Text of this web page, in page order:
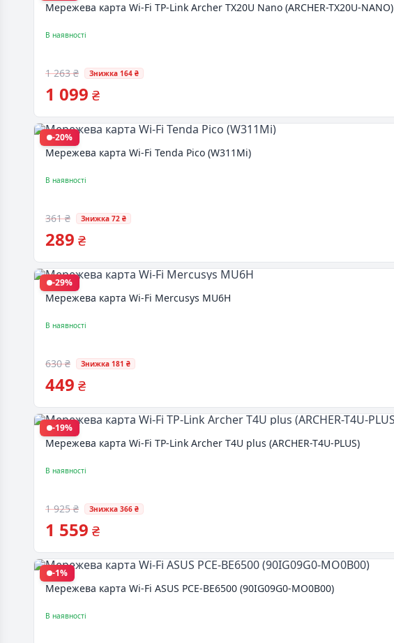
Мережева карта Wi-Fi TP-Link Archer TX20U Nano (ARCHER-TX20U-NANO)
В наявності
1 263 ₴ Знижка 164 ₴
1 099 ₴
-20%
Мережева карта Wi-Fi Tenda Pico (W311Mi)
В наявності
361 ₴ Знижка 72 ₴
289 ₴
-29%
Мережева карта Wi-Fi Mercusys MU6H
В наявності
630 ₴ Знижка 181 ₴
449 ₴
-19%
Мережева карта Wi-Fi TP-Link Archer T4U plus (ARCHER-T4U-PLUS)
В наявності
1 925 ₴ Знижка 366 ₴
1 559 ₴
-1%
Мережева карта Wi-Fi ASUS PCE-BE6500 (90IG09G0-MO0B00)
В наявності